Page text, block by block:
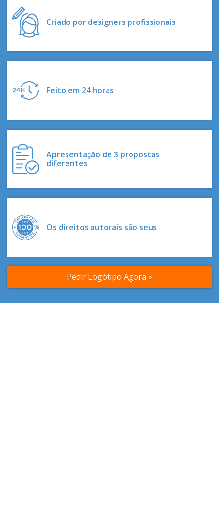
Criado por designers profissionais
Feito em 24 horas
Apresentação de 3 propostas
diferentes
Os direitos autorais são seus
Pedir Logótipo Agora »